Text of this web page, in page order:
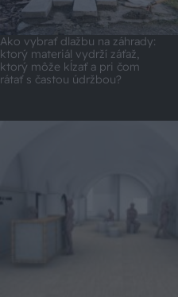
Ako vybrať dlažbu na záhrady:
ktorý materiál vydrží záťaž,
ktorý môže kĺzať a pri čom
rátať s častou údržbou?